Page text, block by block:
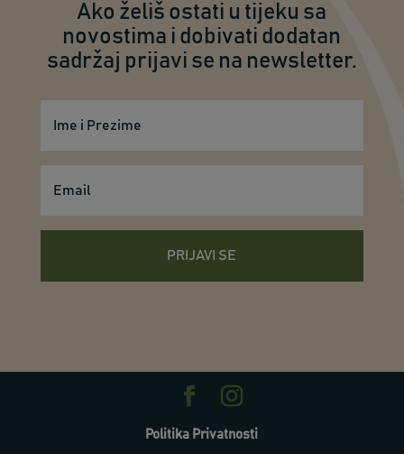
Ako želiš ostati u tijeku sa
novostima i dobivati dodatan
sadržaj prijavi se na newsletter.
PRIJAVI SE
Politika Privatnosti